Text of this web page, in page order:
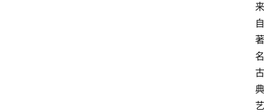
来
自
著
名
古
典
艺